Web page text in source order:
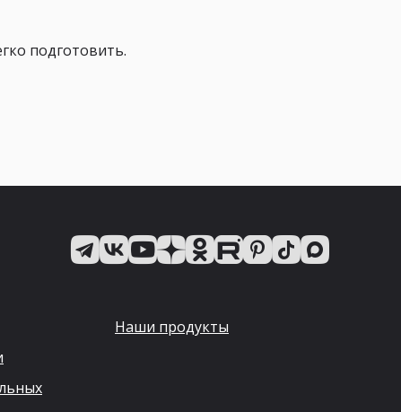
подготовить.
Наши продукты